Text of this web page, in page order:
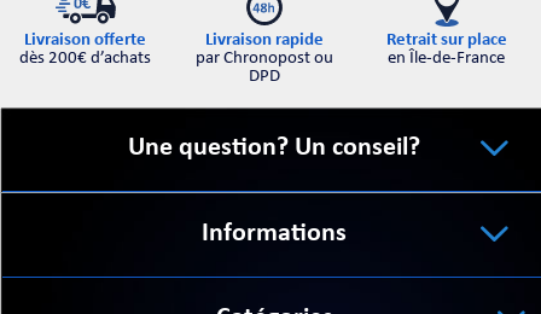
Livraison offerte
dès 200€ d’achats
Livraison rapide
par Chronopost ou
DPD
Retrait sur place
en Île-de-France
Une question? Un conseil?
Informations